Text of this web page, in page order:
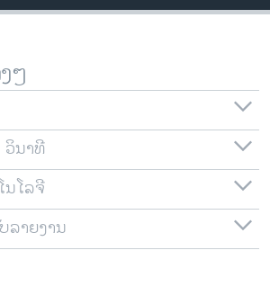
ໆ
ວິນາທີ
ນໂລຈີ
ລາຍງານ